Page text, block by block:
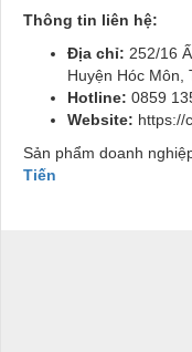
Thông tin liên hệ:
Địa chỉ: 252/16
Huyện Hóc Môn,
Hotline: 0859
Website: https://
Sản phẩm doanh
Tiến